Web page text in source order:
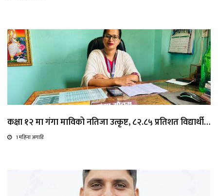
कक्षा १२ मा गंगा माविको नतिजा उत्कृष्ट, ८२.८५ प्रतिशत विद्यार्थी…
1 महिना अगाडि